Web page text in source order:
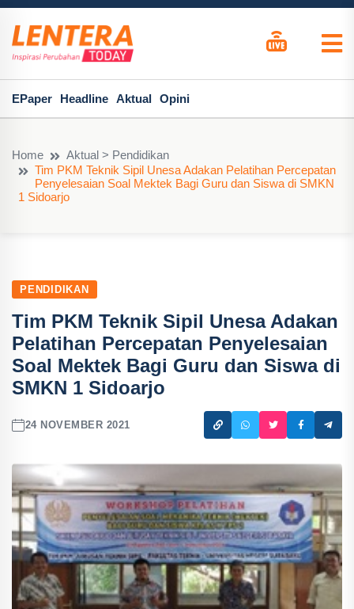
EPaper Headline Aktual Opini
Home
Aktual > Pendidikan
Tim PKM Teknik Sipil Unesa Adakan Pelatihan Percepatan
Penyelesaian Soal Mektek Bagi Guru dan Siswa di SMKN
1 Sidoarjo
PENDIDIKAN
Tim PKM Teknik Sipil Unesa Adakan
Pelatihan Percepatan Penyelesaian
Soal Mektek Bagi Guru dan Siswa di
SMKN 1 Sidoarjo
24 NOVEMBER 2021